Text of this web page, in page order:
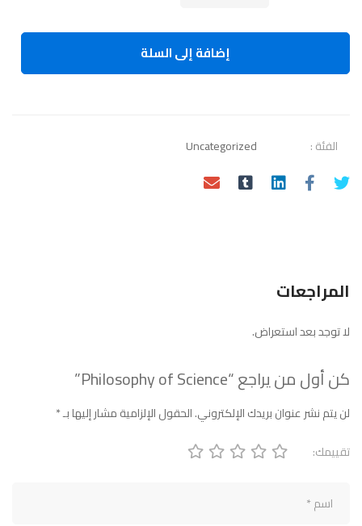
إضافة إلى السلة
الفئة : Uncategorized
المراجعات
لا توجد بعد استعراض.
كن أول من يراجع “Philosophy of Science”
لن يتم نشر عنوان بريدك الإلكتروني.الحقول الإلزامية مشار إليها بـ*
تقييمك: